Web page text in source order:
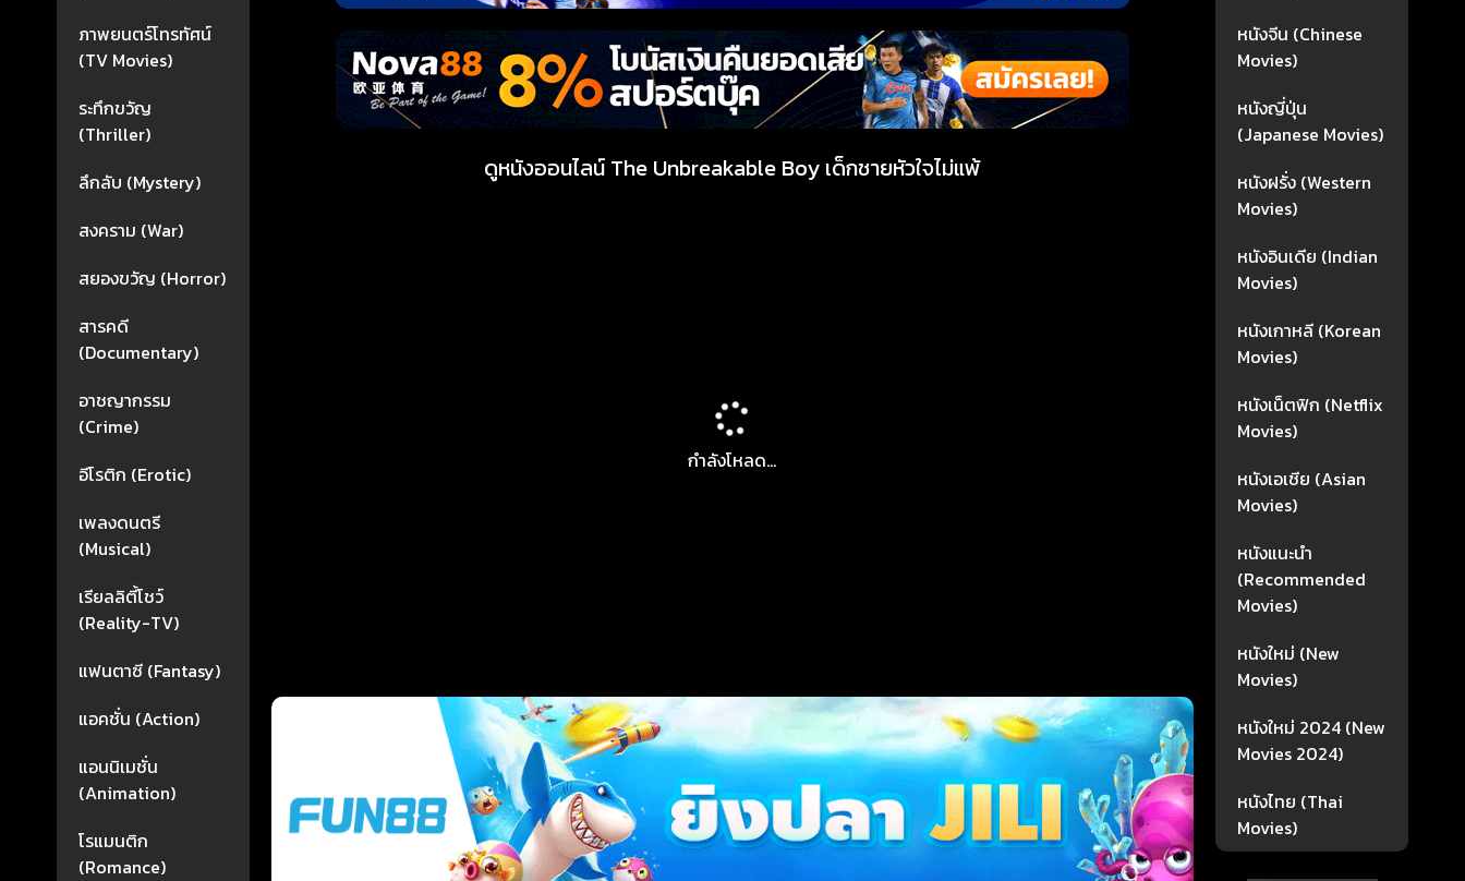
ภาพยนตร์โทรทัศน์
(TV Movies)
ระทึกขวัญ
(Thriller)
ลึกลับ (Mystery)
สงคราม (War)
สยองขวัญ (Horror)
สารคดี
(Documentary)
อาชญากรรม
(Crime)
อีโรติก (Erotic)
เพลงดนตรี
(Musical)
เรียลลิตี้โชว์
(Reality-TV)
แฟนตาซี (Fantasy)
แอคชั่น (Action)
แอนนิเมชั่น
(Animation)
โรแมนติก
(Romance)
ดูหนังออนไลน์ The Unbreakable Boy เด็กชายหัวใจไม่แพ้
กำลังโหลด...
หนังจีน (Chinese
Movies)
หนังญี่ปุ่น
(Japanese Movies)
หนังฝรั่ง (Western
Movies)
หนังอินเดีย (Indian
Movies)
หนังเกาหลี (Korean
Movies)
หนังเน็ตฟิก (Netflix
Movies)
หนังเอเชีย (Asian
Movies)
หนังแนะนำ
(Recommended
Movies)
หนังใหม่ (New
Movies)
หนังใหม่ 2024 (New
Movies 2024)
หนังไทย (Thai
Movies)